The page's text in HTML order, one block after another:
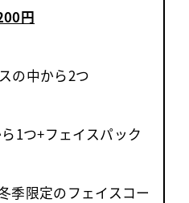
円
の中から2つ
1つ+フェイスパック
季限定のフェイスコー